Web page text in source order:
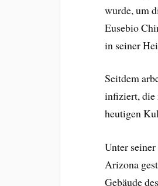
wurde, um
Eusebio
in seiner
Seitdem
infiziert, die
heutigen
Unter
Arizona
Gebäude